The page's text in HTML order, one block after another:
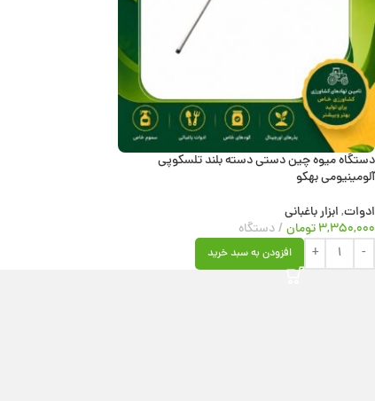
دستگاه میوه چین دستی دسته بلند تلسکوپی
آلومینیومی بهکو
ادوات,ابزار باغبانی
۳,۳۵۰,۰۰۰تومان دستگاه
افزودن به سبد خرید